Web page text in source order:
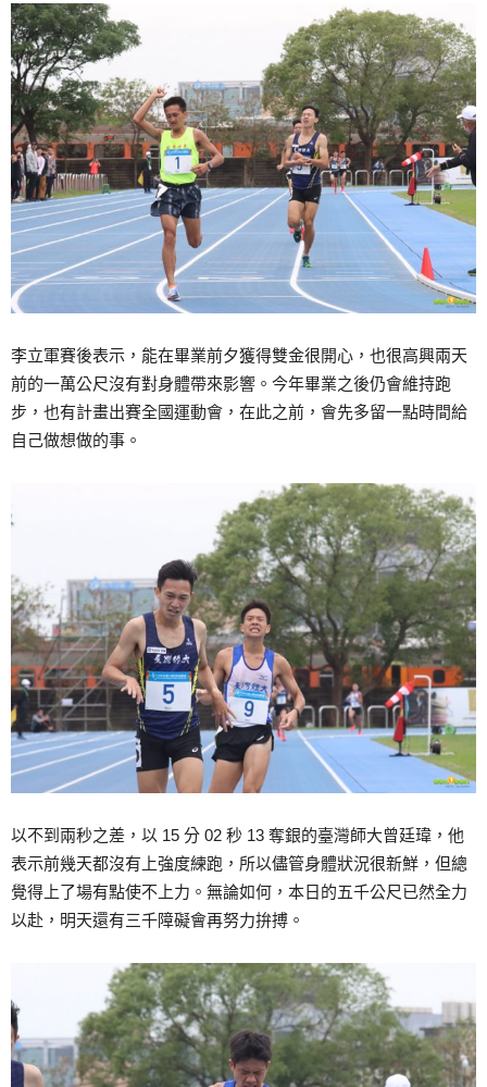
李立軍賽後表示，能在畢業前夕獲得雙金很開心，也很高興兩天
前的一萬公尺沒有對身體帶來影響。今年畢業之後仍會維持跑
步，也有計畫出賽全國運動會，在此之前，會先多留一點時間給
自己做想做的事。
以不到兩秒之差，以 15 分 02 秒 13 奪銀的臺灣師大曾廷瑋，他
表示前幾天都沒有上強度練跑，所以儘管身體狀況很新鮮，但總
覺得上了場有點使不上力。無論如何，本日的五千公尺已然全力
以赴，明天還有三千障礙會再努力拚搏。